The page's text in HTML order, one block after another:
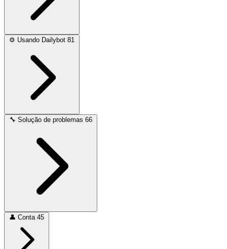
⚙️ Usando Dailybot 81
🔧 Solução de problemas 66
👤 Conta 45